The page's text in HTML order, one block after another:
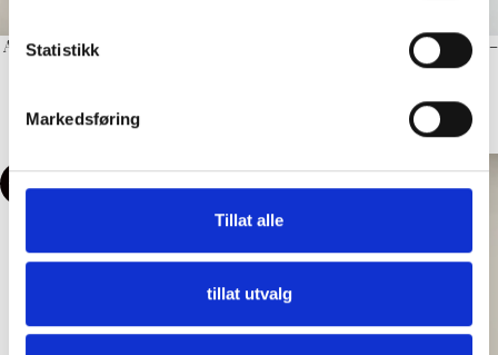
Statistikk
Markedsføring
Tillat alle
tillat utvalg
Arnie says – Clement Cabel Topp
Topp
kr 1,495,00 kr
Arnie says – Eloise Velvet Skjørt –
449,00